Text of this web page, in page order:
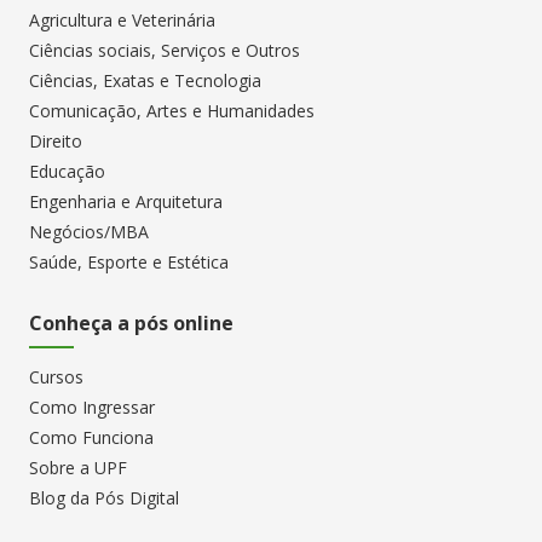
Agricultura e Veterinária
Ciências sociais, Serviços e Outros
Ciências, Exatas e Tecnologia
Comunicação, Artes e Humanidades
Direito
Educação
Engenharia e Arquitetura
Negócios/MBA
Saúde, Esporte e Estética
Conheça a pós online
Cursos
Como Ingressar
Como Funciona
Sobre a UPF
Blog da Pós Digital